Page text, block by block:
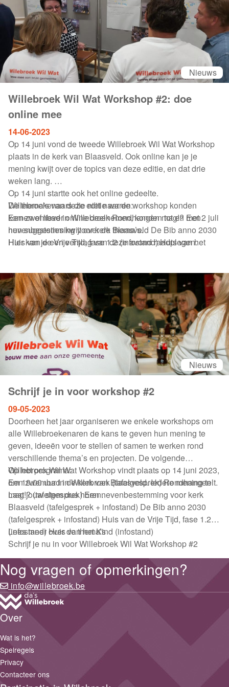
kerk uit het geheel gedistilleerd.
Nieuws
Willebroek Wil Wat Workshop #2: doe
online mee
14-06-2023
Op 14 juni vond de tweede Willebroek Wil Wat Workshop
plaats in de kerk van Blaasveld. Ook online kan je je
mening kwijt over de topics van deze editie, en dat drie
weken lang.
De thema's van deze editie waren:
Een zwembad in Willebroek Rondhangen mag!? Een
nevenbestemming voor kerk Blaasveld De Bib anno 2030
Huis van de Vrije Tijd, fase 1.2 (infostand) Huis van het
Op 14 juni startte ook het online gedeelte.
Willebroekenaars die niet naar de workshop konden
komen of liever online deelnemen, konden tot en met 2 juli
hun suggesties kwijt over de thema’s.
Hier kan je een verslag van deze avond raadplegen.
Nieuws
Schrijf je in voor workshop #2
09-05-2023
Doorheen het jaar organiseren we enkele workshops om
alle Willebroekenaren de kans te geven hun mening te
geven, ideeën voor te stellen of samen te werken rond
verschillende thema’s en projecten. De volgende
Willebroek Wil Wat Workshop vindt plaats op 14 juni 2023,
om 19.00 uur in de kerk van Blaasveld. Iedere mening telt.
Laat jouw stem dus horen.
Op het programa:
Een zwembad in Willebroek (tafelgesprek) Rondhangen
mag!? (tafelgesprek) Een nevenbestemming voor kerk
Blaasveld (tafelgesprek + infostand) De Bib anno 2030
(tafelgesprek + infostand) Huis van de Vrije Tijd, fase 1.2
(infostand) Huis van het Kind (infostand)
Lees meer over de thema's
Schrijf je nu in voor Willebroek Wil Wat Workshop #2
Nog vragen of opmerkingen?
info@willebroek.be
Over
Wat is het?
Spelregels
Privacy
Contacteer ons